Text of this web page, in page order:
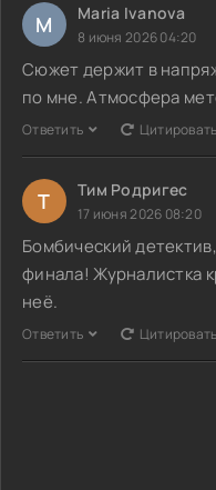
M Maria Ivanova
8 июня 2026 04:20
Сюжет держит в
по мне. Атмосфера
Ответить Цитировать
Т Тим Родригес
17 июня 2026 08:20
Бомбический
финала! Журналистка
неё.
Ответить Цитировать